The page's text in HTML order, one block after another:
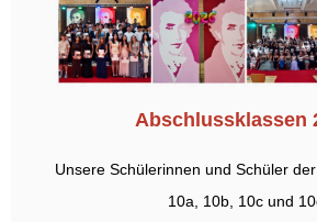
Abschlussklassen
Unsere Schülerinnen und Schüler
10a, 10b, 10c und